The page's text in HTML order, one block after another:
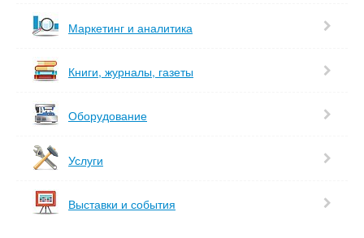
Маркетинг и аналитика
Книги, журналы, газеты
Оборудование
Услуги
Выставки и события